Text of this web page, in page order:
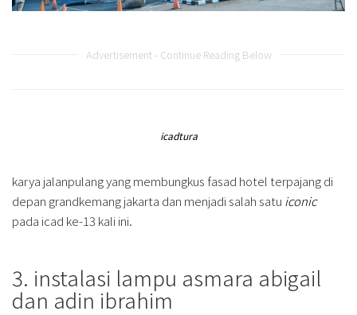
Advertisement - Continue Reading Below
icadtura
karya jalanpulang yang membungkus fasad hotel terpajang di
depan grandkemang jakarta dan menjadi salah satu iconic
pada icad ke-13 kali ini.
3. instalasi lampu asmara abigail
dan adin ibrahim